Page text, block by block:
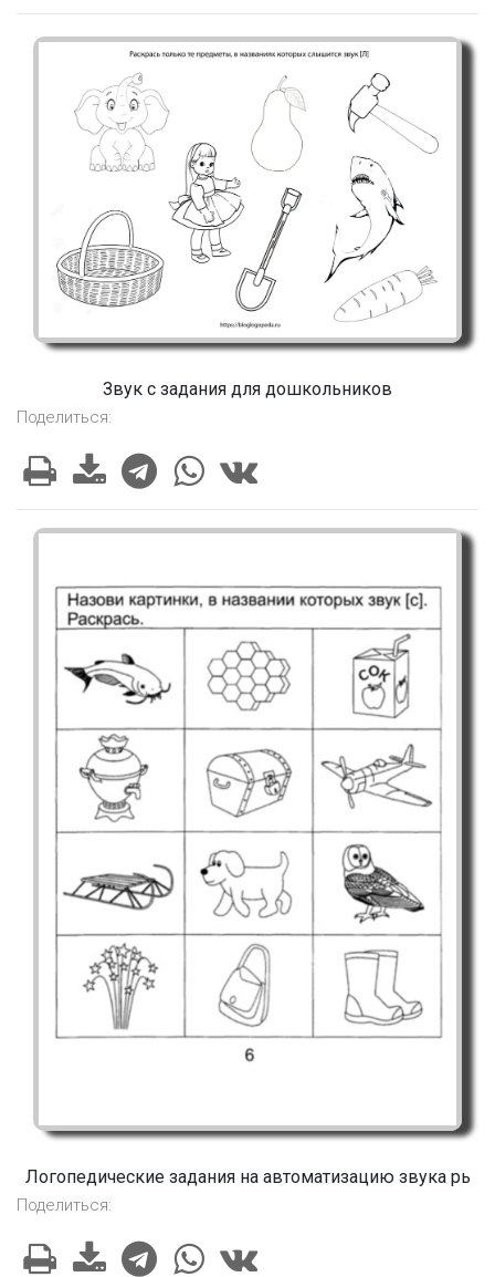
Звук с задания для дошкольников
Поделиться:
Логопедические задания на автоматизацию звука рь
Поделиться: